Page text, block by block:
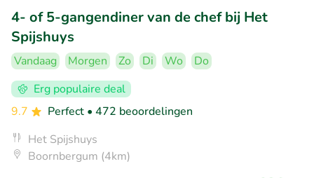
4- of 5-gangendiner van de chef bij Het
Spijshuys
Vandaag Morgen Zo Di Wo
Do
Erg populaire deal
9.7
Perfect • 472 beoordelingen
Het Spijshuys
Boornbergum (4km)